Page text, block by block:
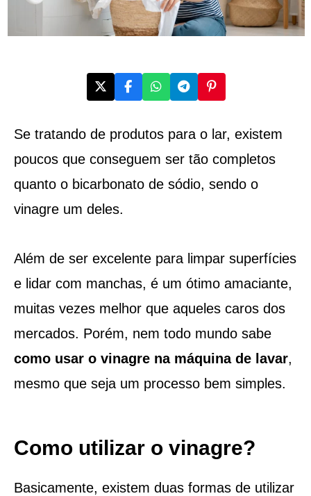
Se tratando de produtos para o lar, existem
poucos que conseguem ser tão completos
quanto o bicarbonato de sódio, sendo o
vinagre um deles.
Além de ser excelente para limpar superfícies
e lidar com manchas, é um ótimo amaciante,
muitas vezes melhor que aqueles caros dos
mercados. Porém, nem todo mundo sabe
como usar o vinagre na máquina de lavar,
mesmo que seja um processo bem simples.
Como utilizar o vinagre?
Basicamente, existem duas formas de utilizar